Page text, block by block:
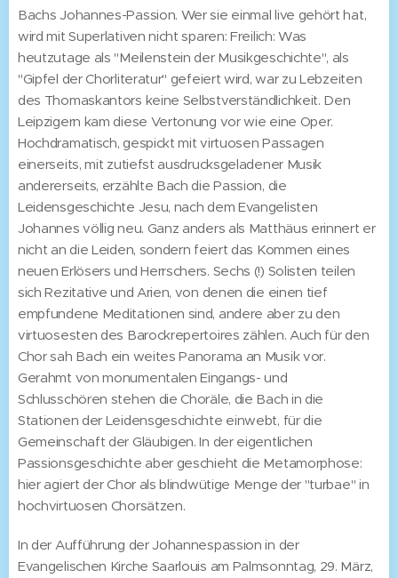
Bachs Johannes-Passion. Wer sie einmal live gehört hat,
wird mit Superlativen nicht sparen: Freilich: Was
heutzutage als "Meilenstein der Musikgeschichte", als
"Gipfel der Chorliteratur" gefeiert wird, war zu Lebzeiten
des Thomaskantors keine Selbstverständlichkeit. Den
Leipzigern kam diese Vertonung vor wie eine Oper.
Hochdramatisch, gespickt mit virtuosen Passagen
einerseits, mit zutiefst ausdrucksgeladener Musik
andererseits, erzählte Bach die Passion, die
Leidensgeschichte Jesu, nach dem Evangelisten
Johannes völlig neu. Ganz anders als Matthäus erinnert er
nicht an die Leiden, sondern feiert das Kommen eines
neuen Erlösers und Herrschers. Sechs (!) Solisten teilen
sich Rezitative und Arien, von denen die einen tief
empfundene Meditationen sind, andere aber zu den
virtuosesten des Barockrepertoires zählen. Auch für den
Chor sah Bach ein weites Panorama an Musik vor.
Gerahmt von monumentalen Eingangs- und
Schlusschören stehen die Choräle, die Bach in die
Stationen der Leidensgeschichte einwebt, für die
Gemeinschaft der Gläubigen. In der eigentlichen
Passionsgeschichte aber geschieht die Metamorphose:
hier agiert der Chor als blindwütige Menge der "turbae" in
hochvirtuosen Chorsätzen.
In der Aufführung der Johannespassion in der
Evangelischen Kirche Saarlouis am Palmsonntag, 29. März,